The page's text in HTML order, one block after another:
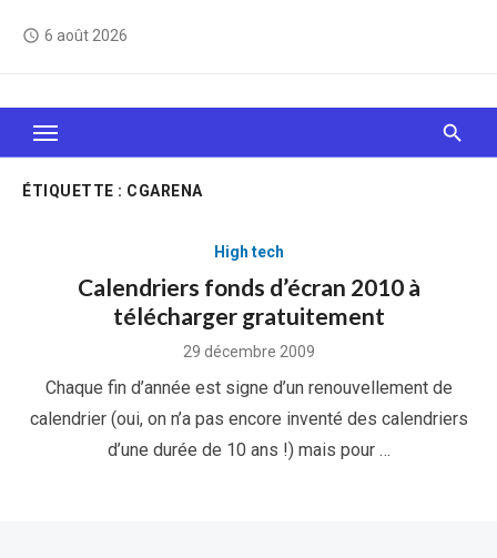
access_time 6 août 2026
Le Web, c'est comme une boîte de chocolats… On
sait jamais sur quoi on va tomber !
ÉTIQUETTE : CGARENA
High tech
Calendriers fonds d’écran 2010 à
télécharger gratuitement
Posted
29 décembre 2009
Chaque fin d’année est signe d’un renouvellement de
calendrier (oui, on n’a pas encore inventé des calendriers
d’une durée de 10 ans !) mais pour …